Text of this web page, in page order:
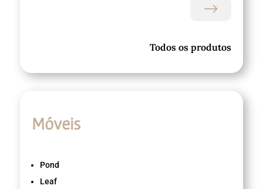
$
Todos os produtos
Móveis
Pond
Leaf